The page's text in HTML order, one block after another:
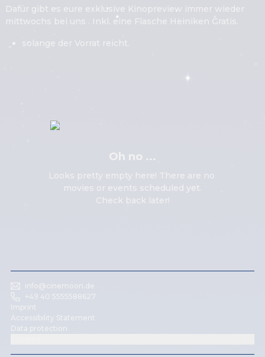
Dafür gibt es eure exklusive Kinopreview immer wieder
mittwochs bei uns . Inkl. eine Flasche Heiniken Gratis.
solange der Vorrat reicht.
Oh no ...
Looks pretty empty here! There are no
movies or events scheduled yet.
Check back later!
info@cinemoon.de
+49 40 5555588627
Imprint
Accessibility Statement
Data protection